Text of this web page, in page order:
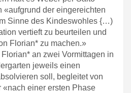
«aufgrund der eingereichten
Sinne des Kindeswohles {…)
vertieft zu beurteilen und
Florian* zu machen.»
an zwei Vormittagen in
jeweils einen
soll, begleitet von
«nach einer ersten Phase